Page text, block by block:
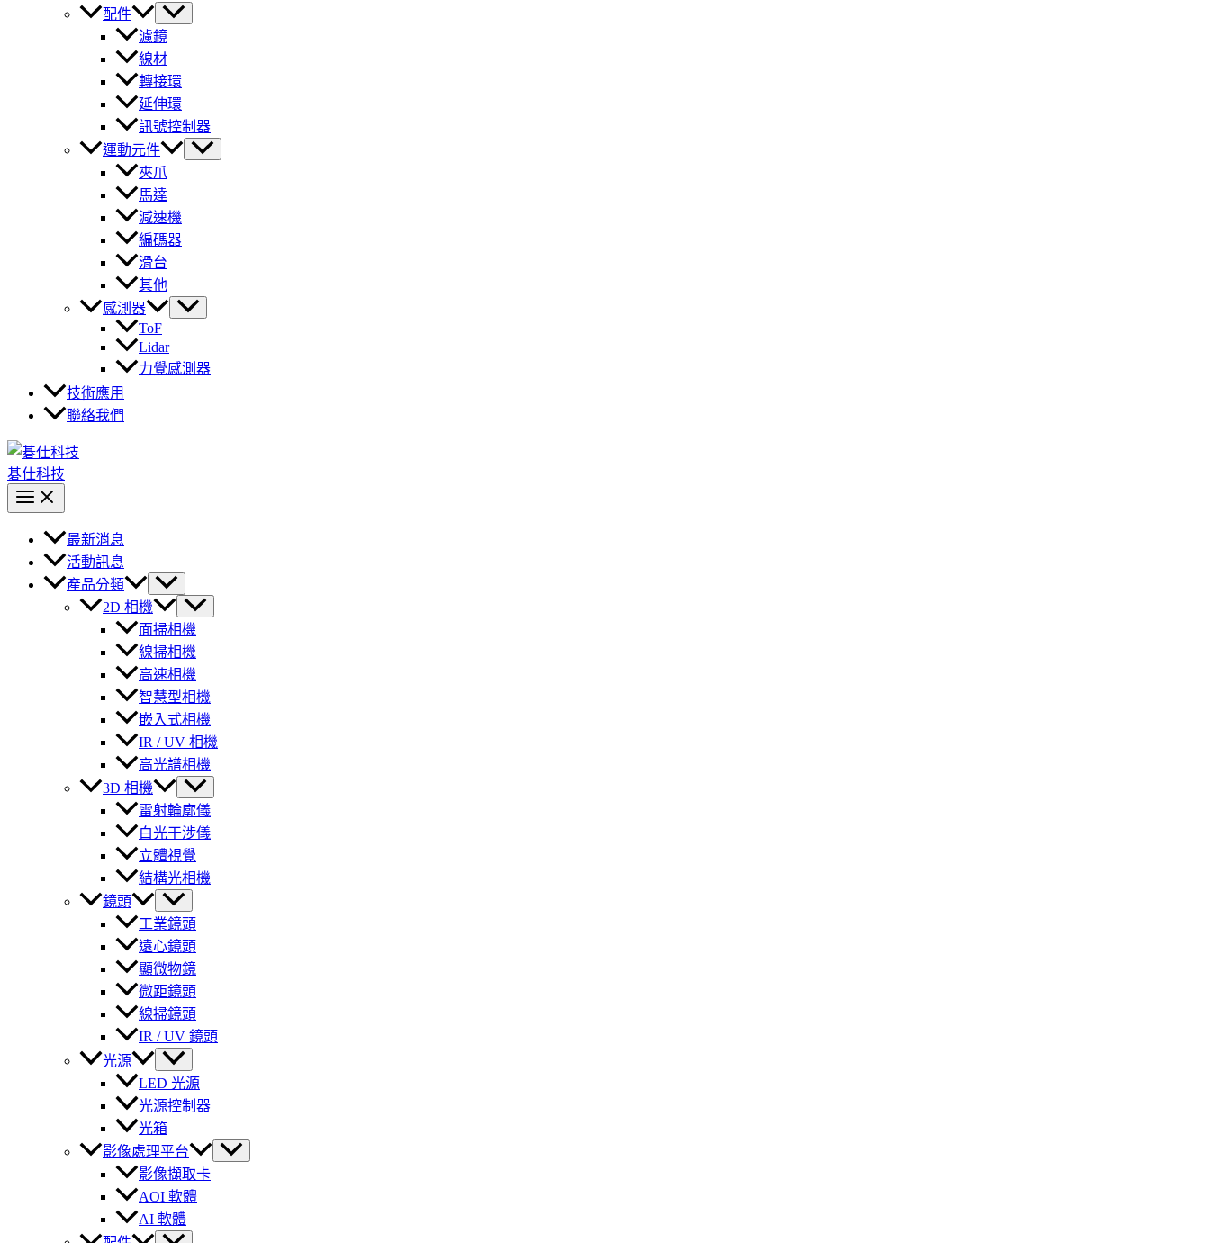
配件
濾鏡
線材
轉接環
延伸環
訊號控制器
運動元件
夾爪
馬達
減速機
編碼器
滑台
其他
感測器
ToF
Lidar
力覺感測器
技術應用
聯絡我們
碁仕科技
最新消息
活動訊息
產品分類
2D 相機
面掃相機
線掃相機
高速相機
智慧型相機
嵌入式相機
IR / UV 相機
高光譜相機
3D 相機
雷射輪廓儀
白光干涉儀
立體視覺
結構光相機
鏡頭
工業鏡頭
遠心鏡頭
顯微物鏡
微距鏡頭
線掃鏡頭
IR / UV 鏡頭
光源
LED 光源
光源控制器
光箱
影像處理平台
影像擷取卡
AOI 軟體
AI 軟體